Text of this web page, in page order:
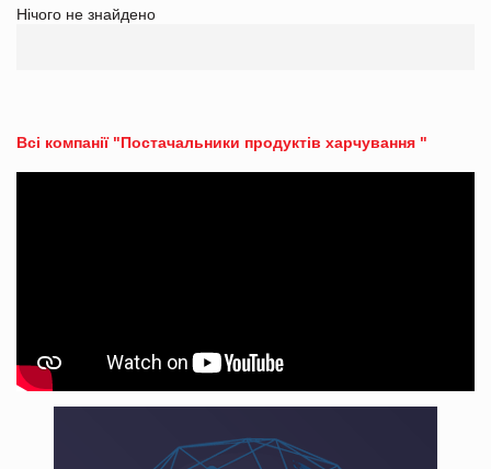
Нічого не знайдено
Всі компанії "Постачальники продуктів харчування "